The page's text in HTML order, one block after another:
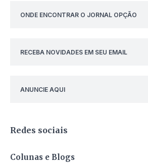
ONDE ENCONTRAR O JORNAL OPÇÃO
RECEBA NOVIDADES EM SEU EMAIL
ANUNCIE AQUI
Redes sociais
Colunas e Blogs